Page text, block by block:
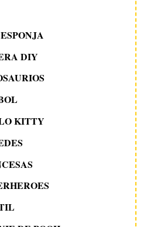
DIY
KITTY